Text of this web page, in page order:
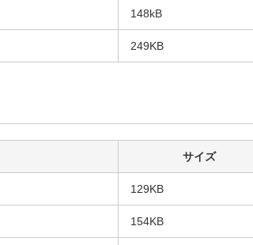
148kB
249KB
サイズ
129KB
154KB